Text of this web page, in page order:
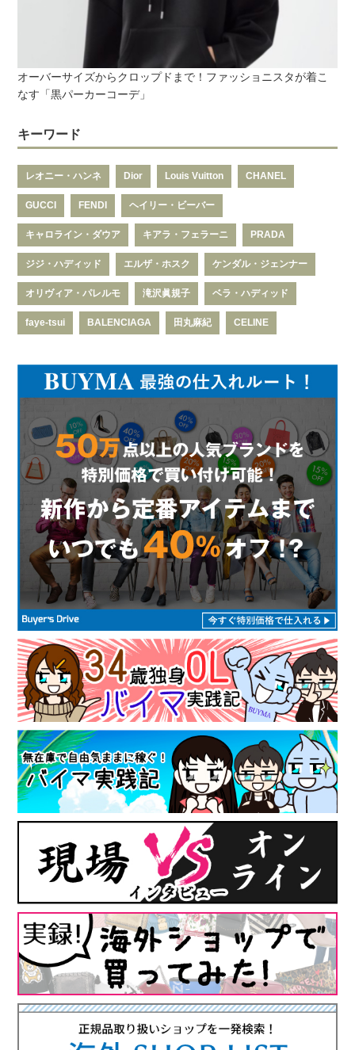
オーバーサイズからクロップドまで！ファッショニスタが着こ
なす「黒パーカーコーデ」
キーワード
レオニー・ハンネ Dior Louis Vuitton CHANEL
GUCCI FENDI ヘイリー・ビーバー
キャロライン・ダウア キアラ・フェラーニ PRADA
ジジ・ハディッド エルザ・ホスク ケンダル・ジェンナー
オリヴィア・パレルモ 滝沢眞規子 ベラ・ハディッド
faye-tsui BALENCIAGA 田丸麻紀 CELINE